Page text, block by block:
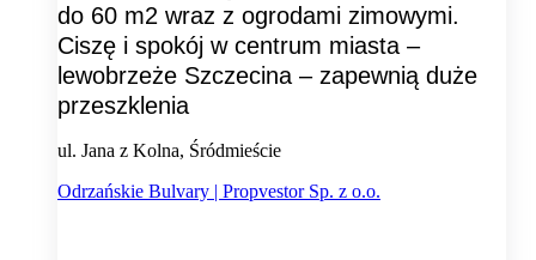
do 60 m2 wraz z ogrodami zimowymi.
Ciszę i spokój w centrum miasta –
lewobrzeże Szczecina – zapewnią duże
przeszklenia
ul. Jana z Kolna, Śródmieście
Odrzańskie Bulvary | Propvestor Sp. z o.o.